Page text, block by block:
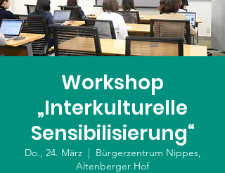
Workshop
„Interkulturelle
Sensibilisierung“
Do., 24. März
  |
Bürgerzentrum Nippes,
Altenberger Hof